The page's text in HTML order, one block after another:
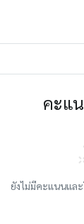
คะแ
ยังไม่มีคะแนนแล